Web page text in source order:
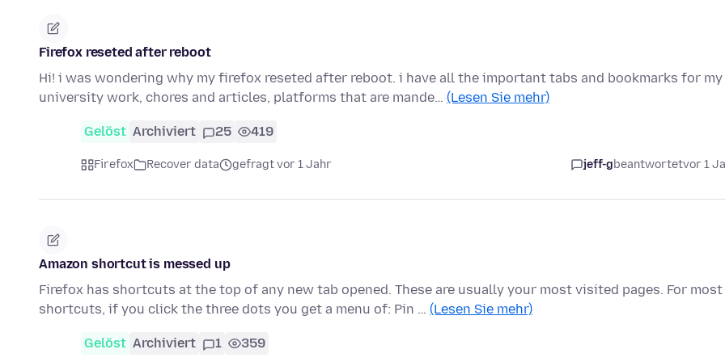
Firefox reseted after reboot
Hi! i was wondering why my firefox reseted after reboot. i have all the important tabs and bookmarks for my
university work, chores and articles, platforms that are mande… (Lesen Sie mehr)
Gelöst Archiviert 25 419
Firefox Recover data gefragt vor 1 Jahr jeff-gbeantwortetvor 1
Amazon shortcut is messed up
Firefox has shortcuts at the top of any new tab opened. These are usually your most visited pages. For most
shortcuts, if you click the three dots you get a menu of: Pin … (Lesen Sie mehr)
Gelöst Archiviert 1 359